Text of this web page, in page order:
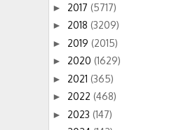
► 2017 (5717)
► 2018 (3209)
► 2019 (2015)
► 2020 (1629)
► 2021 (365)
► 2022 (468)
► 2023 (147)